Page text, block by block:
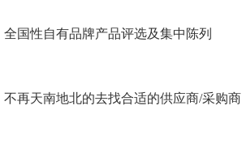
国性自有品牌产品评选及集中陈列
再天南地北的去找合适的供应商/采购商